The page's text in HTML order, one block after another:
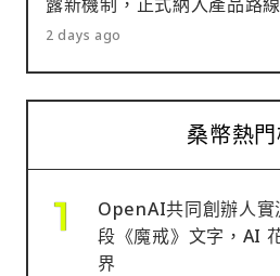
2 days ago
桑幣熱
OpenAI共同創辦人
段《魔戒》文字，AI
界